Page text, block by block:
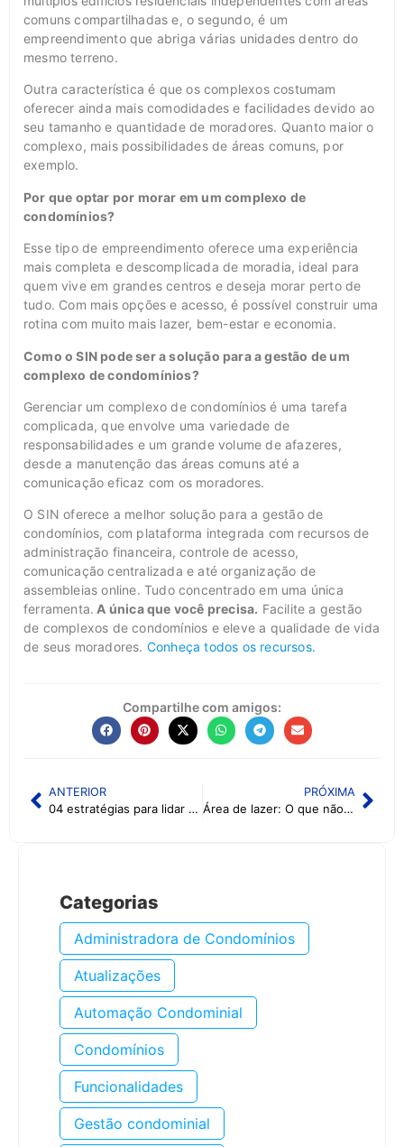
comuns compartilhadas e, o segundo, é um
empreendimento que abriga várias unidades dentro do
mesmo terreno.
Outra característica é que os complexos costumam
oferecer ainda mais comodidades e facilidades devido ao
seu tamanho e quantidade de moradores. Quanto maior o
complexo, mais possibilidades de áreas comuns, por
exemplo.
Por que optar por morar em um complexo de
condomínios?
Esse tipo de empreendimento oferece uma experiência
mais completa e descomplicada de moradia, ideal para
quem vive em grandes centros e deseja morar perto de
tudo. Com mais opções e acesso, é possível construir uma
rotina com muito mais lazer, bem-estar e economia.
Como o SIN pode ser a solução para a gestão de um
complexo de condomínios?
Gerenciar um complexo de condomínios é uma tarefa
complicada, que envolve uma variedade de
responsabilidades e um grande volume de afazeres,
desde a manutenção das áreas comuns até a
comunicação eficaz com os moradores.
O SIN oferece a melhor solução para a gestão de
condomínios, com plataforma integrada com recursos de
administração financeira, controle de acesso,
comunicação centralizada e até organização de
assembleias online. Tudo concentrado em uma única
ferramenta. A única que você precisa. Facilite a gestão
de complexos de condomínios e eleve a qualidade de vida
de seus moradores. Conheça todos os recursos.
Compartilhe com amigos:
ANTERIOR
04 estratégias para lidar com a inadiplência em condomínios
PRÓXIMA
Área de lazer: O que não pode faltar para os moradores
Categorias
Administradora de Condomínios
Atualizações
Automação Condominial
Condomínios
Funcionalidades
Gestão condominial